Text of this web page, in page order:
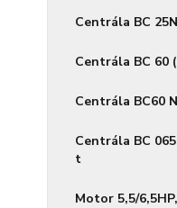
Centrála BC 25N
Centrála BC 60
Centrála BC60
Centrála BC
t
Motor 5,5/